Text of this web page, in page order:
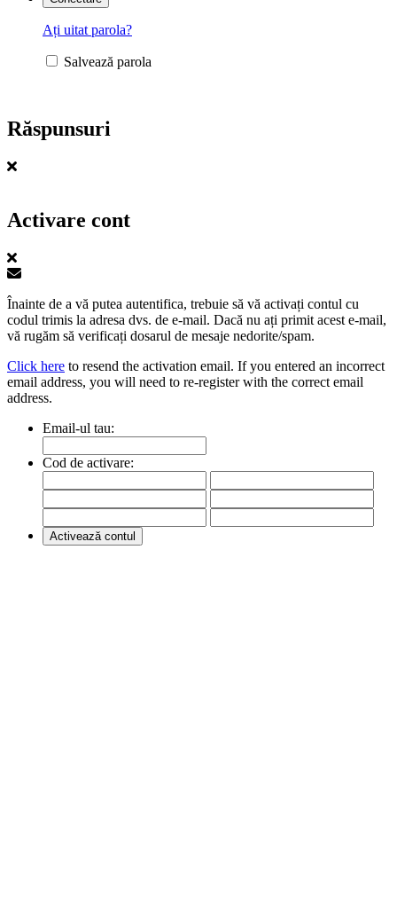
Ați uitat parola?
Salvează parola
Răspunsuri
Activare cont
Înainte de a vă putea autentifica, trebuie să vă activați contul cu
codul trimis la adresa dvs. de e-mail. Dacă nu ați primit acest e-mail,
vă rugăm să verificați dosarul de mesaje nedorite/spam.
Click here to resend the activation email. If you entered an incorrect
email address, you will need to re-register with the correct email
address.
Email-ul tau:
Cod de activare: